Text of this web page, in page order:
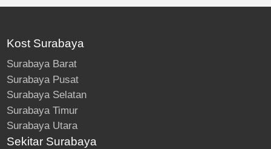
Kost Surabaya
Surabaya Barat
Surabaya Pusat
Surabaya Selatan
Surabaya Timur
Surabaya Utara
Sekitar Surabaya